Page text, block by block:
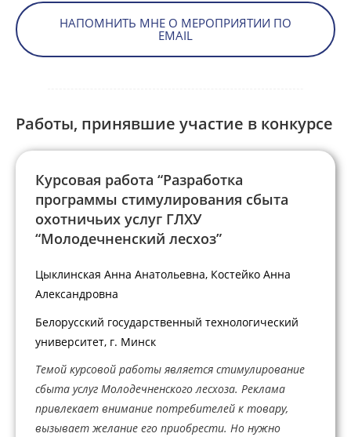
НАПОМНИТЬ МНЕ О МЕРОПРИЯТИИ ПО
EMAIL
Работы, принявшие участие в конкурсе
Курсовая работа “Разработка
программы стимулирования сбыта
охотничьих услуг ГЛХУ
“Молодечненский лесхоз”
Цыклинская Анна Анатольевна, Костейко Анна
Александровна
Белорусский государственный технологический
университет, г. Минск
Темой курсовой работы является стимулирование
сбыта услуг Молодечненского лесхоза. Реклама
привлекает внимание потребителей к товару,
вызывает желание его приобрести. Но нужно